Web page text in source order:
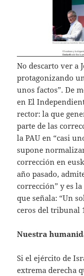
No descarto ver a
protagonizando
unos factos”. De
en El
rector: la que
parte de las
la PAU en “casi
supone
corrección en
año pasado,
corrección” y es
que señala: “Un
ceros del tribunal
Nuestra
Si el ejército de
extrema derecha